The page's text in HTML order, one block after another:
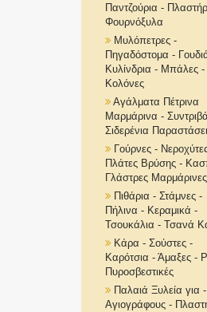
Παντζούρια -
Φουρνόξυλα
Μυλόπετρες -
Πηγαδόστομα -
Κυλίνδρια - Μπάλες -
Κολόνες
Αγάλματα Πέτρινα
Μαρμάρινα -
Σιδερένια
Γούρνες -
Πλάτες Βρύσης -
Γλάστρες Μαρμάρινες
Πιθάρια - Στάμνες -
Πήλινα - Κεραμικά -
Τσουκάλια - Τσανά
Κάρα - Σούστες -
Καρότσια - Άμαξες -
Πυροσβεστικές
Παλαιά Ξυλεία για -
Αγιογράφους -